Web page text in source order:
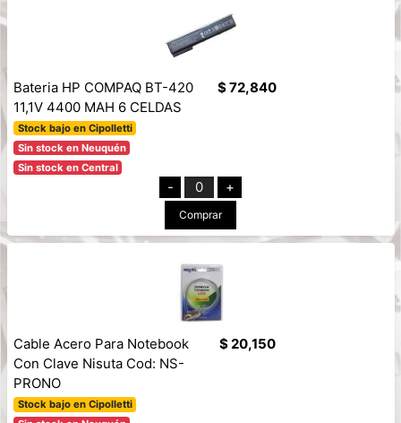
Bateria HP COMPAQ BT-420
11,1V 4400 MAH 6 CELDAS
Stock bajo en Cipolletti
Sin stock en Neuquén
Sin stock en Central
$ 72,840
- 0 +
Comprar
Cable Acero Para Notebook
Con Clave Nisuta Cod: NS-
PRONO
Stock bajo en Cipolletti
$ 20,150